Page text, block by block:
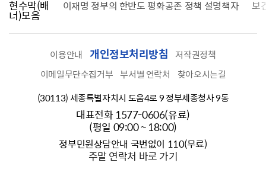
현수막(배
너)모음
찾습니다 이재명 정부의 한반도 평화공존 정책 설명책자 보
이용안내 개인정보처리방침
저작권정책
이메일무단수집거부 부서별 연락처
찾아오시는길
(30113) 세종특별자치시 도움4로 9 정부세종청사 9동
대표전화 1577-0606(유료)
(평일 09:00 ~ 18:00)
정부민원상담안내 국번없이 110(무료)
주말 연락처 바로 가기